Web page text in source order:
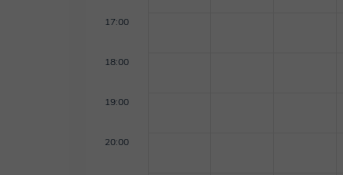
17:00
18:00
19:00
20:00